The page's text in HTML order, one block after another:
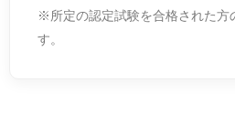
※所定の認定試験を合格された方
す。